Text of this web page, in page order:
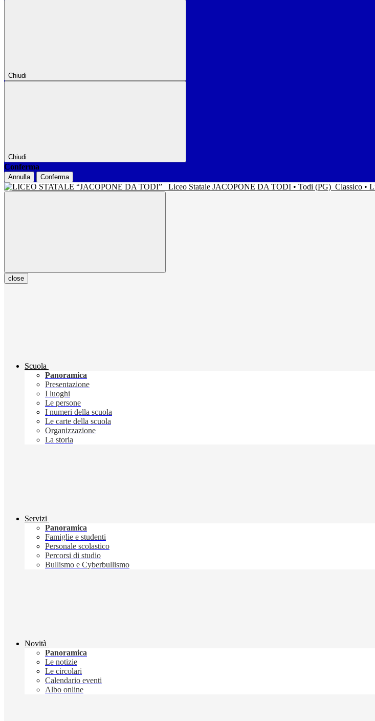
Chiudi
Chiudi
Conferma
Annulla Conferma
Liceo Statale JACOPONE DA TODI • Todi (PG) Classico •
close
Scuola
Panoramica
Presentazione
I luoghi
Le persone
I numeri della scuola
Le carte della scuola
Organizzazione
La storia
Servizi
Panoramica
Famiglie e studenti
Personale scolastico
Percorsi di studio
Bullismo e Cyberbullismo
Novità
Panoramica
Le notizie
Le circolari
Calendario eventi
Albo online